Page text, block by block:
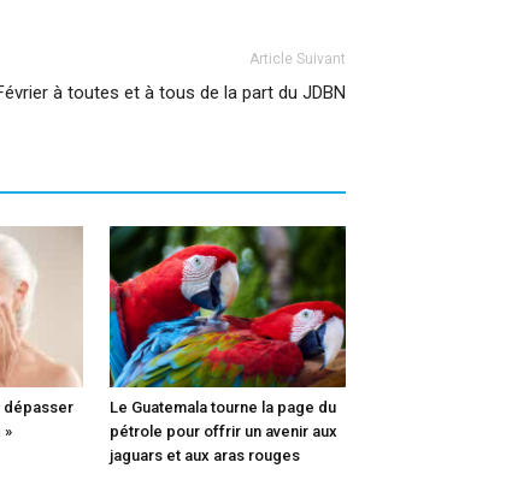
Article Suivant
à toutes et à tous de la part du JDBN
dépasser
»
Le Guatemala tourne la page du
pétrole pour offrir un avenir aux
jaguars et aux aras rouges